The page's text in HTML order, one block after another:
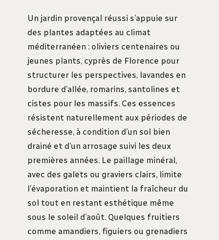
Un jardin provençal réussi s’appuie sur
des plantes adaptées au climat
méditerranéen : oliviers centenaires ou
jeunes plants, cyprès de Florence pour
structurer les perspectives, lavandes en
bordure d’allée, romarins, santolines et
cistes pour les massifs. Ces essences
résistent naturellement aux périodes de
sécheresse, à condition d’un sol bien
drainé et d’un arrosage suivi les deux
premières années. Le paillage minéral,
avec des galets ou graviers clairs, limite
l’évaporation et maintient la fraîcheur du
sol tout en restant esthétique même
sous le soleil d’août. Quelques fruitiers
comme amandiers, figuiers ou grenadiers